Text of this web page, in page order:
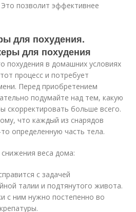
позволит эффективнее
для похудения.
для похудения
похудения в домашних условиях
процесс и потребует
Перед приобретением
подумайте над тем, какую
скорректировать больше всего.
что каждый из снарядов
определенную часть тела.
веса дома:
с задачей
талии и подтянутого живота.
с ним нужно постепенно во